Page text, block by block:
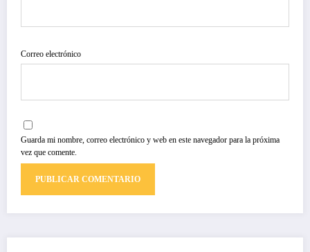
Correo electrónico
Guarda mi nombre, correo electrónico y web en este navegador para la próxima
vez que comente.